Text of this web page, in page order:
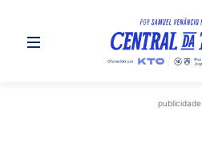
publicidade